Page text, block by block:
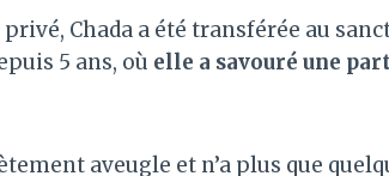
Chada a été transférée au
5 ans, où elle a savouré une
aveugle et n’a plus que